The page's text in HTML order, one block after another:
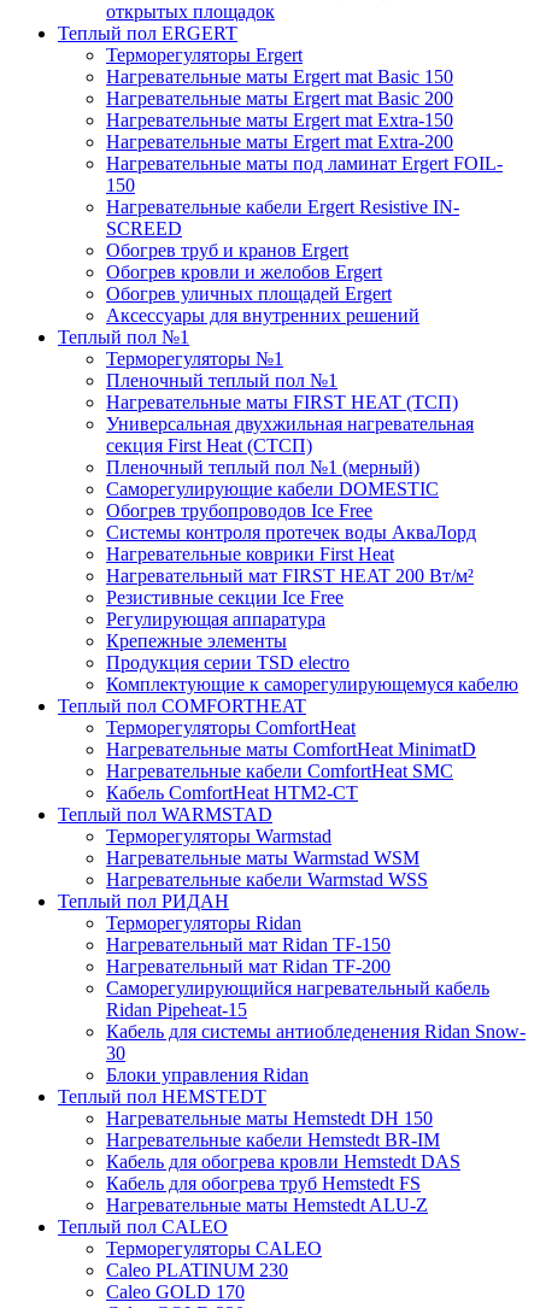
открытых площадок
Теплый пол ERGERT
Терморегуляторы Ergert
Нагревательные маты Ergert mat Basic 150
Нагревательные маты Ergert mat Basic 200
Нагревательные маты Ergert mat Extra-150
Нагревательные маты Ergert mat Extra-200
Нагревательные маты под ламинат Ergert FOIL-
150
Нагревательные кабели Ergert Resistive IN-
SCREED
Обогрев труб и кранов Ergert
Обогрев кровли и желобов Ergert
Обогрев уличных площадей Ergert
Аксессуары для внутренних решений
Теплый пол №1
Терморегуляторы №1
Пленочный теплый пол №1
Нагревательные маты FIRST HEAT (ТСП)
Универсальная двухжильная нагревательная
секция First Heat (СТСП)
Пленочный теплый пол №1 (мерный)
Саморегулирующие кабели DOMESTIC
Обогрев трубопроводов Ice Free
Системы контроля протечек воды АкваЛорд
Нагревательные коврики First Heat
Нагревательный мат FIRST HEAT 200 Вт/м²
Резистивные секции Ice Free
Регулирующая аппаратура
Крепежные элементы
Продукция серии TSD electro
Комплектующие к саморегулирующемуся кабелю
Теплый пол COMFORTHEAT
Терморегуляторы ComfortHeat
Нагревательные маты ComfortHeat MinimatD
Нагревательные кабели ComfortHeat SMC
Кабель ComfortHeat HTM2-CT
Теплый пол WARMSTAD
Терморегуляторы Warmstad
Нагревательные маты Warmstad WSM
Нагревательные кабели Warmstad WSS
Теплый пол РИДАН
Терморегуляторы Ridan
Нагревательный мат Ridan TF-150
Нагревательный мат Ridan TF-200
Саморегулирующийся нагревательный кабель
Ridan Pipeheat-15
Кабель для системы антиобледенения Ridan Snow-
30
Блоки управления Ridan
Теплый пол HEMSTEDT
Нагревательные маты Hemstedt DH 150
Нагревательные кабели Hemstedt BR-IM
Кабель для обогрева кровли Hemstedt DAS
Кабель для обогрева труб Hemstedt FS
Нагревательные маты Hemstedt ALU-Z
Теплый пол CALEO
Терморегуляторы CALEO
Caleo PLATINUM 230
Caleo GOLD 170